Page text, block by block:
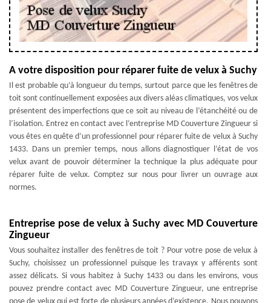
A votre disposition pour réparer fuite de velux à Suchy
Il est probable qu’à longueur du temps, surtout parce que les fenêtres de
toit sont continuellement exposées aux divers aléas climatiques, vos velux
présentent des imperfections que ce soit au niveau de l’étanchéité ou de
l’isolation. Entrez en contact avec l’entreprise MD Couverture Zingueur si
vous êtes en quête d’un professionnel pour réparer fuite de velux à Suchy
1433. Dans un premier temps, nous allons diagnostiquer l’état de vos
velux avant de pouvoir déterminer la technique la plus adéquate pour
réparer fuite de velux. Comptez sur nous pour livrer un ouvrage aux
normes.
Entreprise pose de velux à Suchy avec MD Couverture
Zingueur
Vous souhaitez installer des fenêtres de toit ? Pour votre pose de velux à
Suchy, choisissez un professionnel puisque les travayx y afférents sont
assez délicats. Si vous habitez à Suchy 1433 ou dans les environs, vous
pouvez prendre contact avec MD Couverture Zingueur, une entreprise